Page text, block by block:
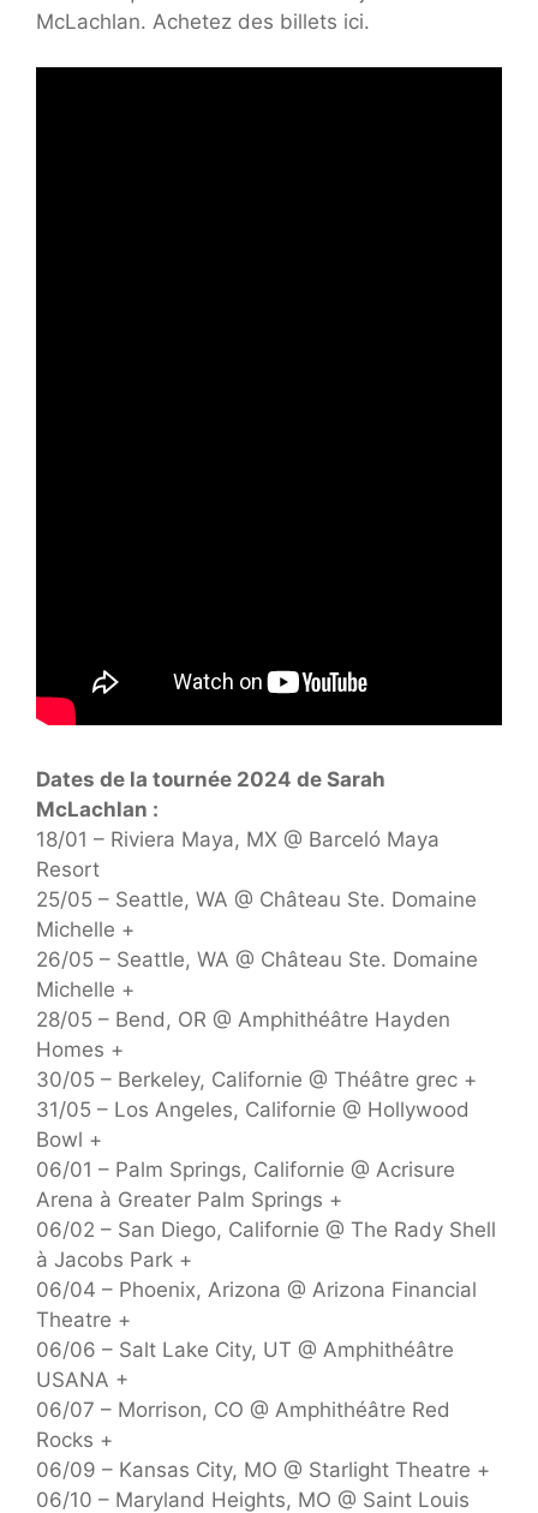
McLachlan. Achetez des billets ici.
Dates de la tournée 2024 de Sarah
McLachlan :
18/01 – Riviera Maya, MX @ Barceló Maya
Resort
25/05 – Seattle, WA @ Château Ste. Domaine
Michelle +
26/05 – Seattle, WA @ Château Ste. Domaine
Michelle +
28/05 – Bend, OR @ Amphithéâtre Hayden
Homes +
30/05 – Berkeley, Californie @ Théâtre grec +
31/05 – Los Angeles, Californie @ Hollywood
Bowl +
06/01 – Palm Springs, Californie @ Acrisure
Arena à Greater Palm Springs +
06/02 – San Diego, Californie @ The Rady Shell
à Jacobs Park +
06/04 – Phoenix, Arizona @ Arizona Financial
Theatre +
06/06 – Salt Lake City, UT @ Amphithéâtre
USANA +
06/07 – Morrison, CO @ Amphithéâtre Red
Rocks +
06/09 – Kansas City, MO @ Starlight Theatre +
06/10 – Maryland Heights, MO @ Saint Louis